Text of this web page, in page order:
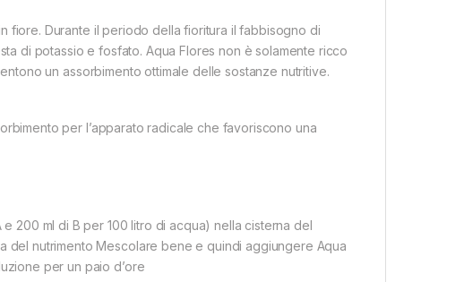
fiore. Durante il periodo della fioritura il fabbisogno di
di potassio e fosfato. Aqua Flores non è solamente ricco
un assorbimento ottimale delle sostanze nutritive.
per l’apparato radicale che favoriscono una
200 ml di B per 100 litro di acqua) nella cisterna del
del nutrimento Mescolare bene e quindi aggiungere Aqua
per un paio d’ore